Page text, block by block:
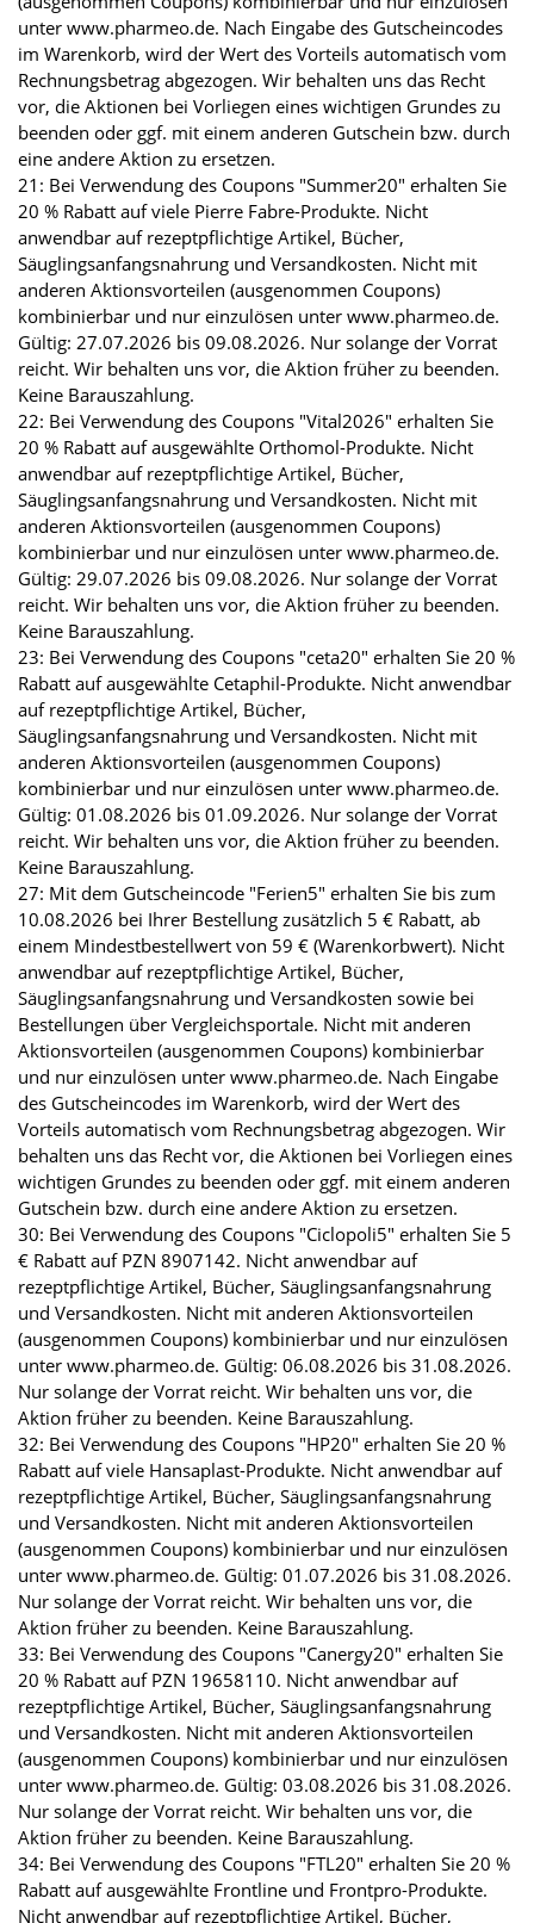
unter www.pharmeo.de. Nach Eingabe des Gutscheincodes
im Warenkorb, wird der Wert des Vorteils automatisch vom
Rechnungsbetrag abgezogen. Wir behalten uns das Recht
vor, die Aktionen bei Vorliegen eines wichtigen Grundes zu
beenden oder ggf. mit einem anderen Gutschein bzw. durch
eine andere Aktion zu ersetzen.
21: Bei Verwendung des Coupons "Summer20" erhalten Sie
20 % Rabatt auf viele Pierre Fabre-Produkte. Nicht
anwendbar auf rezeptpflichtige Artikel, Bücher,
Säuglingsanfangsnahrung und Versandkosten. Nicht mit
anderen Aktionsvorteilen (ausgenommen Coupons)
kombinierbar und nur einzulösen unter www.pharmeo.de.
Gültig: 27.07.2026 bis 09.08.2026. Nur solange der Vorrat
reicht. Wir behalten uns vor, die Aktion früher zu beenden.
Keine Barauszahlung.
22: Bei Verwendung des Coupons "Vital2026" erhalten Sie
20 % Rabatt auf ausgewählte Orthomol-Produkte. Nicht
anwendbar auf rezeptpflichtige Artikel, Bücher,
Säuglingsanfangsnahrung und Versandkosten. Nicht mit
anderen Aktionsvorteilen (ausgenommen Coupons)
kombinierbar und nur einzulösen unter www.pharmeo.de.
Gültig: 29.07.2026 bis 09.08.2026. Nur solange der Vorrat
reicht. Wir behalten uns vor, die Aktion früher zu beenden.
Keine Barauszahlung.
23: Bei Verwendung des Coupons "ceta20" erhalten Sie 20 %
Rabatt auf ausgewählte Cetaphil-Produkte. Nicht anwendbar
auf rezeptpflichtige Artikel, Bücher,
Säuglingsanfangsnahrung und Versandkosten. Nicht mit
anderen Aktionsvorteilen (ausgenommen Coupons)
kombinierbar und nur einzulösen unter www.pharmeo.de.
Gültig: 01.08.2026 bis 01.09.2026. Nur solange der Vorrat
reicht. Wir behalten uns vor, die Aktion früher zu beenden.
Keine Barauszahlung.
27: Mit dem Gutscheincode "Ferien5" erhalten Sie bis zum
10.08.2026 bei Ihrer Bestellung zusätzlich 5 € Rabatt, ab
einem Mindestbestellwert von 59 € (Warenkorbwert). Nicht
anwendbar auf rezeptpflichtige Artikel, Bücher,
Säuglingsanfangsnahrung und Versandkosten sowie bei
Bestellungen über Vergleichsportale. Nicht mit anderen
Aktionsvorteilen (ausgenommen Coupons) kombinierbar
und nur einzulösen unter www.pharmeo.de. Nach Eingabe
des Gutscheincodes im Warenkorb, wird der Wert des
Vorteils automatisch vom Rechnungsbetrag abgezogen. Wir
behalten uns das Recht vor, die Aktionen bei Vorliegen eines
wichtigen Grundes zu beenden oder ggf. mit einem anderen
Gutschein bzw. durch eine andere Aktion zu ersetzen.
30: Bei Verwendung des Coupons "Ciclopoli5" erhalten Sie 5
€ Rabatt auf PZN 8907142. Nicht anwendbar auf
rezeptpflichtige Artikel, Bücher, Säuglingsanfangsnahrung
und Versandkosten. Nicht mit anderen Aktionsvorteilen
(ausgenommen Coupons) kombinierbar und nur einzulösen
unter www.pharmeo.de. Gültig: 06.08.2026 bis 31.08.2026.
Nur solange der Vorrat reicht. Wir behalten uns vor, die
Aktion früher zu beenden. Keine Barauszahlung.
32: Bei Verwendung des Coupons "HP20" erhalten Sie 20 %
Rabatt auf viele Hansaplast-Produkte. Nicht anwendbar auf
rezeptpflichtige Artikel, Bücher, Säuglingsanfangsnahrung
und Versandkosten. Nicht mit anderen Aktionsvorteilen
(ausgenommen Coupons) kombinierbar und nur einzulösen
unter www.pharmeo.de. Gültig: 01.07.2026 bis 31.08.2026.
Nur solange der Vorrat reicht. Wir behalten uns vor, die
Aktion früher zu beenden. Keine Barauszahlung.
33: Bei Verwendung des Coupons "Canergy20" erhalten Sie
20 % Rabatt auf PZN 19658110. Nicht anwendbar auf
rezeptpflichtige Artikel, Bücher, Säuglingsanfangsnahrung
und Versandkosten. Nicht mit anderen Aktionsvorteilen
(ausgenommen Coupons) kombinierbar und nur einzulösen
unter www.pharmeo.de. Gültig: 03.08.2026 bis 31.08.2026.
Nur solange der Vorrat reicht. Wir behalten uns vor, die
Aktion früher zu beenden. Keine Barauszahlung.
34: Bei Verwendung des Coupons "FTL20" erhalten Sie 20 %
Rabatt auf ausgewählte Frontline und Frontpro-Produkte.
Nicht anwendbar auf rezeptpflichtige Artikel, Bücher,